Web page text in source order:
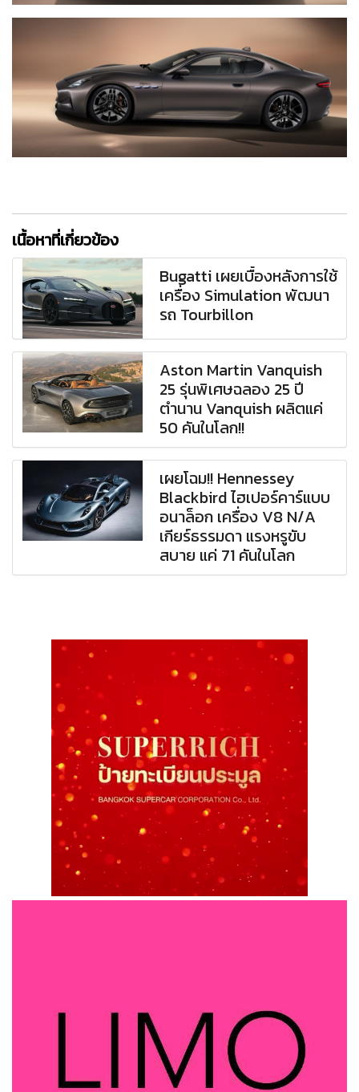
เนื้อหาที่เกี่ยวข้อง
Bugatti เผยเบื้องหลังการใช้
เครื่อง Simulation พัฒนา
รถ Tourbillon
Aston Martin Vanquish
25 รุ่นพิเศษฉลอง 25 ปี
ตำนาน Vanquish ผลิตแค่
50 คันในโลก!!
เผยโฉม!! Hennessey
Blackbird ไฮเปอร์คาร์แบบ
อนาล็อก เครื่อง V8 N/A
เกียร์ธรรมดา แรงหรูขับ
สบาย แค่ 71 คันในโลก